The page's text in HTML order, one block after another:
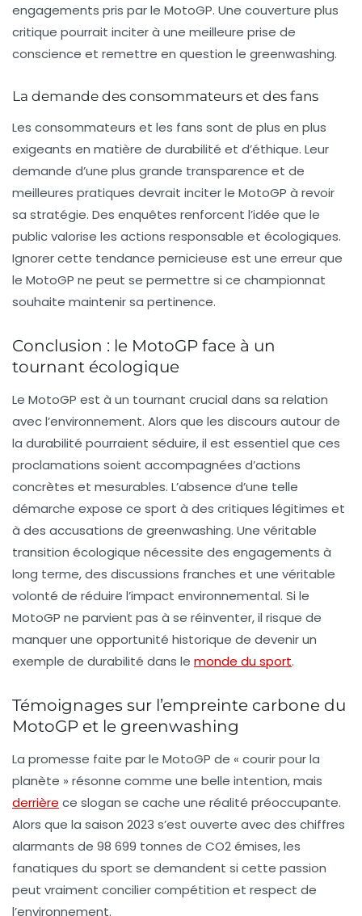
engagements pris par le MotoGP. Une couverture plus
critique pourrait inciter à une meilleure prise de
conscience et remettre en question le greenwashing.
La demande des consommateurs et des fans
Les consommateurs et les fans sont de plus en plus
exigeants en matière de durabilité et d’éthique. Leur
demande d’une plus grande transparence et de
meilleures pratiques devrait inciter le MotoGP à revoir
sa stratégie. Des enquêtes renforcent l’idée que le
public valorise les actions responsable et écologiques.
Ignorer cette tendance pernicieuse est une erreur que
le MotoGP ne peut se permettre si ce championnat
souhaite maintenir sa pertinence.
Conclusion : le MotoGP face à un
tournant écologique
Le MotoGP est à un tournant crucial dans sa relation
avec l’environnement. Alors que les discours autour de
la durabilité pourraient séduire, il est essentiel que ces
proclamations soient accompagnées d’actions
concrètes et mesurables. L’absence d’une telle
démarche expose ce sport à des critiques légitimes et
à des accusations de greenwashing. Une véritable
transition écologique nécessite des engagements à
long terme, des discussions franches et une véritable
volonté de réduire l’impact environnemental. Si le
MotoGP ne parvient pas à se réinventer, il risque de
manquer une opportunité historique de devenir un
exemple de durabilité dans le monde du sport.
Témoignages sur l’empreinte carbone du
MotoGP et le greenwashing
La promesse faite par le MotoGP de « courir pour la
planète » résonne comme une belle intention, mais
derrière ce slogan se cache une réalité préoccupante.
Alors que la saison 2023 s’est ouverte avec des chiffres
alarmants de 98 699 tonnes de CO2émises, les
fanatiques du sport se demandent si cette passion
peut vraiment concilier compétition et respect de
l’environnement.